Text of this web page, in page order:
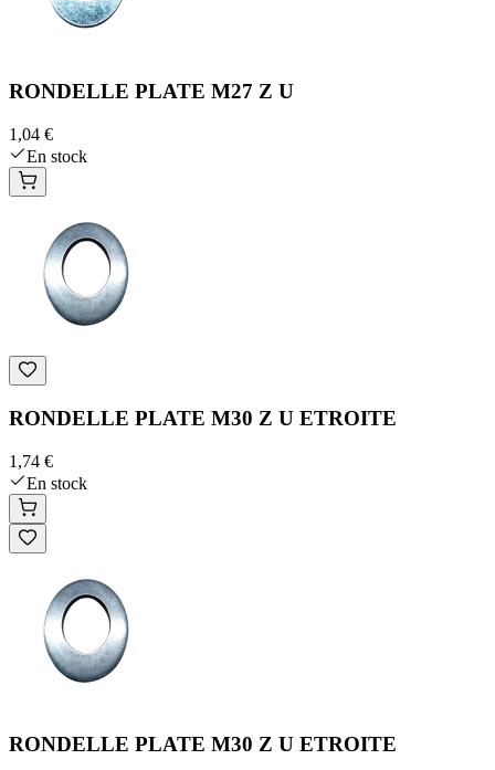
RONDELLE PLATE M27 Z U
1,04 €
En stock
RONDELLE PLATE M30 Z U ETROITE
1,74 €
En stock
RONDELLE PLATE M30 Z U ETROITE